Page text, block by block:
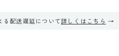
配送遅延について詳しくはこちら